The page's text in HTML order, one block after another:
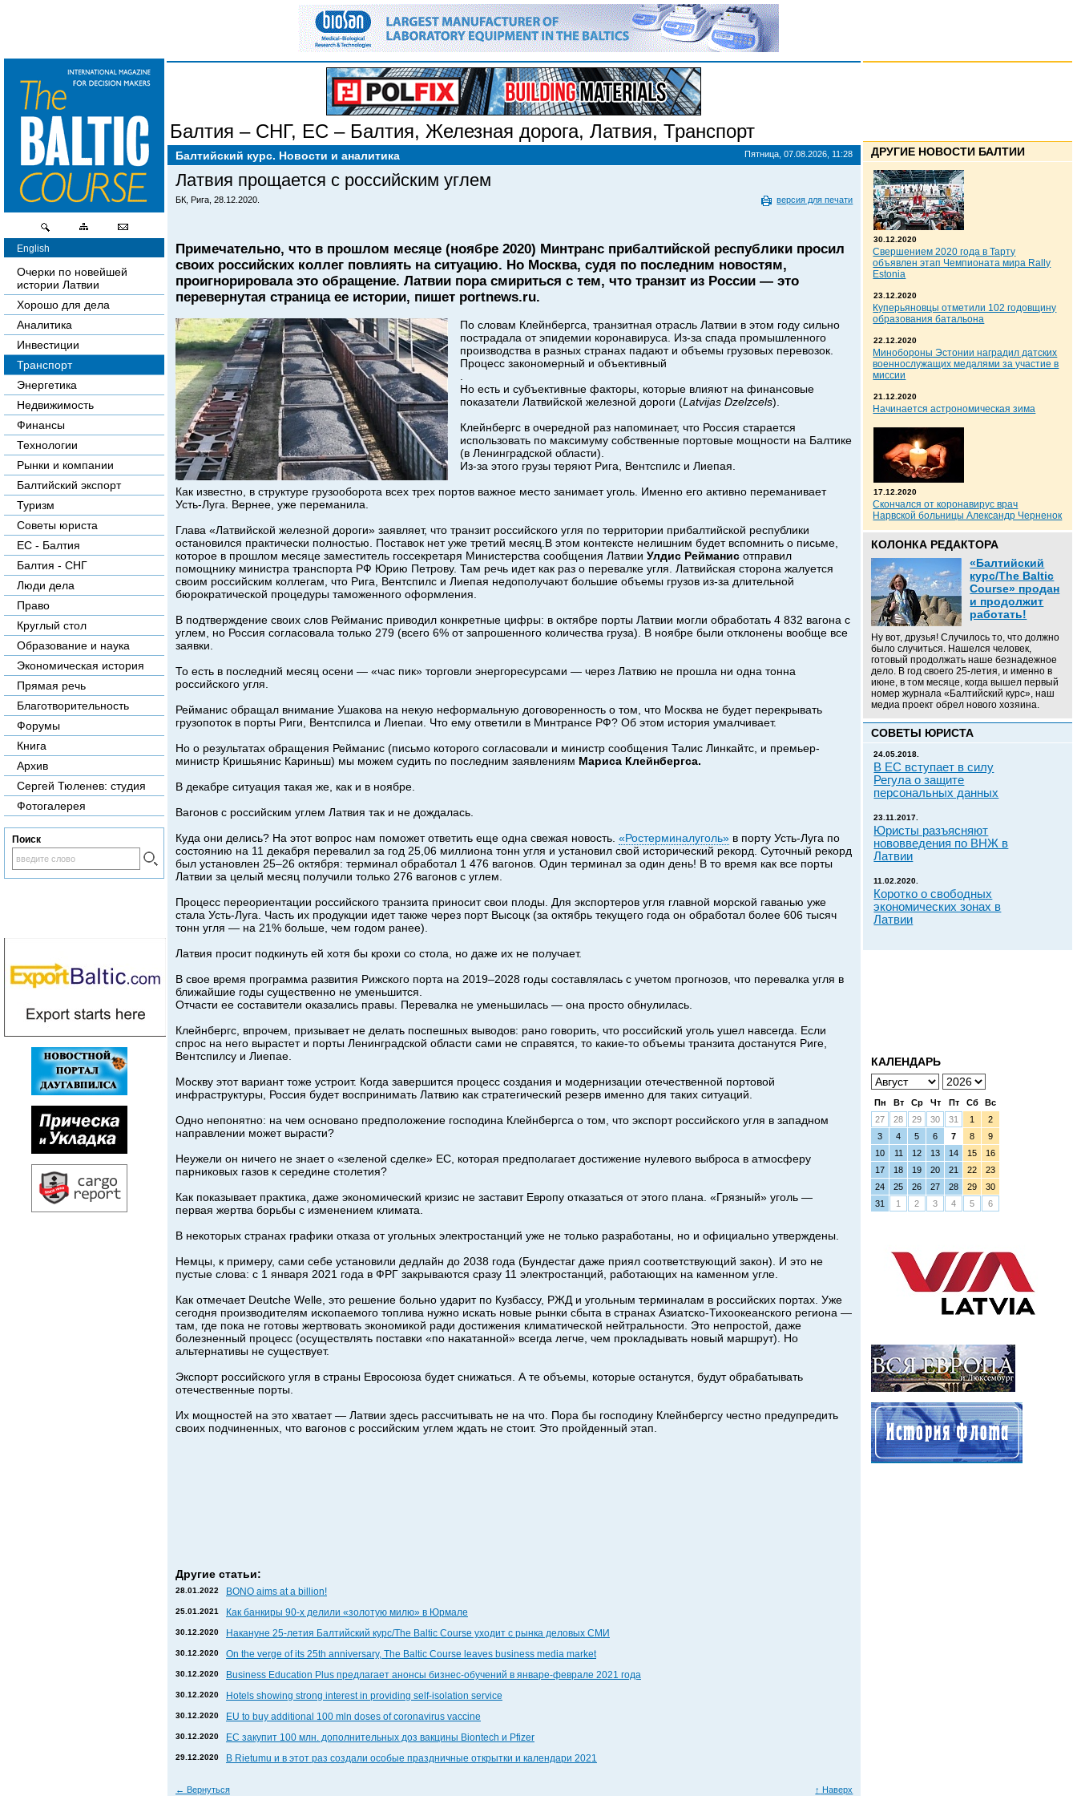
Балтия – СНГ, ЕС – Балтия, Железная дорога, Латвия, Транспорт
Балтийский курс. Новости и аналитика Пятница, 07.08.2026, 11:28
Латвия прощается с российским углем
БК, Рига, 28.12.2020. версия для печати
Примечательно, что в прошлом месяце (ноябре 2020) Минтранс прибалтийской республики просил
своих российских коллег повлиять на ситуацию. Но Москва, судя по последним новостям,
проигнорировала это обращение. Латвии пора смириться с тем, что транзит из России — это
перевернутая страница ее истории, пишет portnews.ru.
По словам Клейнбергса, транзитная отрасль Латвии в этом году сильно
пострадала от эпидемии коронавируса. Из-за спада промышленного
производства в разных странах падают и объемы грузовых перевозок.
Процесс закономерный и объективный
Но есть и субъективные факторы, которые влияют на финансовые
показатели Латвийской железной дороги (Latvijas Dzelzcels).
Клейнбергс в очередной раз напоминает, что Россия старается
использовать по максимуму собственные портовые мощности на Балтике
(в Ленинградской области).
Из-за этого грузы теряют Рига, Вентспилс и Лиепая.
Как известно, в структуре грузооборота всех трех портов важное место занимает уголь. Именно его активно переманивает
Усть-Луга. Вернее, уже переманила.
Глава «Латвийской железной дороги» заявляет, что транзит российского угля по территории прибалтийской республики
остановился практически полностью. Поставок нет уже третий месяц.В этом контексте нелишним будет вспомнить о письме,
которое в прошлом месяце заместитель госсекретаря Министерства сообщения Латвии Улдис Рейманис отправил
помощнику министра транспорта РФ Юрию Петрову. Там речь идет как раз о перевалке угля. Латвийская сторона жалуется
своим российским коллегам, что Рига, Вентспилс и Лиепая недополучают большие объемы грузов из-за длительной
бюрократической процедуры таможенного оформления.
В подтверждение своих слов Рейманис приводил конкретные цифры: в октябре порты Латвии могли обработать 4 832 вагона с
углем, но Россия согласовала только 279 (всего 6% от запрошенного количества груза). В ноябре были отклонены вообще все
заявки.
То есть в последний месяц осени — «час пик» торговли энергоресурсами — через Латвию не прошла ни одна тонна
российского угля.
Рейманис обращал внимание Ушакова на некую неформальную договоренность о том, что Москва не будет перекрывать
грузопоток в порты Риги, Вентспилса и Лиепаи. Что ему ответили в Минтрансе РФ? Об этом история умалчивает.
Но о результатах обращения Рейманис (письмо которого согласовали и министр сообщения Талис Линкайтс, и премьер-
министр Кришьянис Кариньш) мы можем судить по последним заявлениям Мариса Клейнбергса.
В декабре ситуация такая же, как и в ноябре.
Вагонов с российским углем Латвия так и не дождалась.
Куда они делись? На этот вопрос нам поможет ответить еще одна свежая новость. «Ростерминалуголь» в порту Усть-Луга по
состоянию на 11 декабря перевалил за год 25,06 миллиона тонн угля и установил свой исторический рекорд. Суточный рекорд
был установлен 25–26 октября: терминал обработал 1 476 вагонов. Один терминал за один день! В то время как все порты
Латвии за целый месяц получили только 276 вагонов с углем.
Процесс переориентации российского транзита приносит свои плоды. Для экспортеров угля главной морской гаванью уже
стала Усть-Луга. Часть их продукции идет также через порт Высоцк (за октябрь текущего года он обработал более 606 тысяч
тонн угля — на 21% больше, чем годом ранее).
Латвия просит подкинуть ей хотя бы крохи со стола, но даже их не получает.
В свое время программа развития Рижского порта на 2019–2028 годы составлялась с учетом прогнозов, что перевалка угля в
ближайшие годы существенно не уменьшится.
Отчасти ее составители оказались правы. Перевалка не уменьшилась — она просто обнулилась.
Клейнбергс, впрочем, призывает не делать поспешных выводов: рано говорить, что российский уголь ушел навсегда. Если
спрос на него вырастет и порты Ленинградской области сами не справятся, то какие-то объемы транзита достанутся Риге,
Вентспилсу и Лиепае.
Москву этот вариант тоже устроит. Когда завершится процесс создания и модернизации отечественной портовой
инфраструктуры, Россия будет воспринимать Латвию как стратегический резерв именно для таких ситуаций.
Одно непонятно: на чем основано предположение господина Клейнбергса о том, что экспорт российского угля в западном
направлении может вырасти?
Неужели он ничего не знает о «зеленой сделке» ЕС, которая предполагает достижение нулевого выброса в атмосферу
парниковых газов к середине столетия?
Как показывает практика, даже экономический кризис не заставит Европу отказаться от этого плана. «Грязный» уголь —
первая жертва борьбы с изменением климата.
В некоторых странах графики отказа от угольных электростанций уже не только разработаны, но и официально утверждены.
Немцы, к примеру, сами себе установили дедлайн до 2038 года (Бундестаг даже приял соответствующий закон). И это не
пустые слова: с 1 января 2021 года в ФРГ закрываются сразу 11 электростанций, работающих на каменном угле.
Как отмечает Deutche Welle, это решение больно ударит по Кузбассу, РЖД и угольным терминалам в российских портах. Уже
сегодня производителям ископаемого топлива нужно искать новые рынки сбыта в странах Азиатско-Тихоокеанского региона —
там, где пока не готовы жертвовать экономикой ради достижения климатической нейтральности. Это непростой, даже
болезненный процесс (осуществлять поставки «по накатанной» всегда легче, чем прокладывать новый маршрут). Но
альтернативы не существует.
Экспорт российского угля в страны Евросоюза будет снижаться. А те объемы, которые останутся, будут обрабатывать
отечественные порты.
Их мощностей на это хватает — Латвии здесь рассчитывать не на что. Пора бы господину Клейнбергсу честно предупредить
своих подчиненных, что вагонов с российским углем ждать не стоит. Это пройденный этап.
Другие статьи:
28.01.2022 BONO aims at a billion!
25.01.2021 Как банкиры 90-х делили «золотую милю» в Юрмале
30.12.2020 Накануне 25-летия Балтийский курс/The Baltic Course уходит с рынка деловых СМИ
30.12.2020 On the verge of its 25th anniversary, The Baltic Course leaves business media market
30.12.2020 Business Education Plus предлагает анонсы бизнес-обучений в январе-феврале 2021 года
30.12.2020 Hotels showing strong interest in providing self-isolation service
30.12.2020 EU to buy additional 100 mln doses of coronavirus vaccine
30.12.2020 ЕС закупит 100 млн. дополнительных доз вакцины Biontech и Pfizer
29.12.2020 В Rietumu и в этот раз создали особые праздничные открытки и календари 2021
← Вернуться ↑ Наверх
English
Очерки по новейшей
истории Латвии
Хорошо для дела
Аналитика
Инвестиции
Транспорт
Энергетика
Недвижимость
Финансы
Технологии
Рынки и компании
Балтийский экспорт
Туризм
Советы юриста
ЕС - Балтия
Балтия - СНГ
Люди дела
Право
Круглый стол
Образование и наука
Экономическая история
Прямая речь
Благотворительность
Форумы
Книга
Архив
Сергей Тюленев: студия
Фотогалерея
Поиск
ДРУГИЕ НОВОСТИ БАЛТИИ
30.12.2020
Свершением 2020 года в Тарту
объявлен этап Чемпионата мира Rally
Estonia
23.12.2020
Куперьяновцы отметили 102 годовщину
образования батальона
22.12.2020
Минобороны Эстонии наградил датских
военнослужащих медалями за участие в
миссии
21.12.2020
Начинается астрономическая зима
17.12.2020
Скончался от коронавирус врач
Нарвской больницы Александр Черненок
КОЛОНКА РЕДАКТОРА
«Балтийский
курс/The Baltic
Course» продан
и продолжит
работать!
Ну вот, друзья! Случилось то, что должно
было случиться. Нашелся человек,
готовый продолжать наше безнадежное
дело. В год своего 25-летия, и именно в
июне, в том месяце, когда вышел первый
номер журнала «Балтийский курс», наш
медиа проект обрел нового хозяина.
СОВЕТЫ ЮРИСТА
24.05.2018.
В ЕС вступает в силу
Регула о защите
персональных данных
23.11.2017.
Юристы разъясняют
нововведения по ВНЖ в
Латвии
11.02.2020.
Коротко о свободных
экономических зонах в
Латвии
КАЛЕНДАРЬ
Пн Вт Ср Чт Пт Сб
Вс
27
28 29 30 31 1
2
3
4 5 6 7 8
9
10
11 12 13 14 15
16
17
18 19 20 21 22
23
24
25 26 27 28 29
30
31
1 2 3 4 5 6